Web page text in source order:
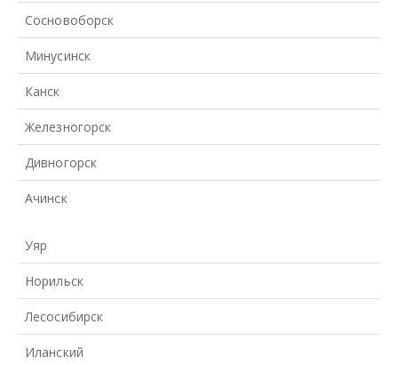
Сосновоборск
Минусинск
Канск
Железногорск
Дивногорск
Ачинск
Уяр
Норильск
Лесосибирск
Иланский